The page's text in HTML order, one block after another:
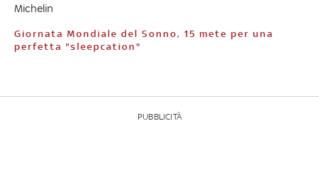
Michelin
Giornata Mondiale del Sonno, 15 mete per una
perfetta "sleepcation"
PUBBLICITÀ